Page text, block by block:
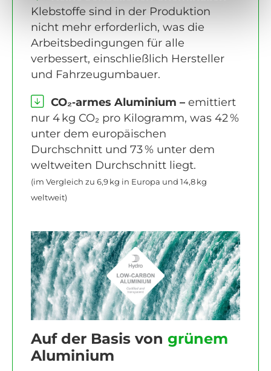
Klebstoffe sind in der Produktion
nicht mehr erforderlich, was die
Arbeitsbedingungen für alle
verbessert, einschließlich Hersteller
und Fahrzeugumbauer.
CO₂‑armes Aluminium – emittiert
nur 4 kg CO₂ pro Kilogramm, was 42 %
unter dem europäischen
Durchschnitt und 73 % unter dem
weltweiten Durchschnitt liegt.
(im Vergleich zu 6,9 kg in Europa und 14,8 kg
weltweit)
Auf der Basis von grünem
Aluminium